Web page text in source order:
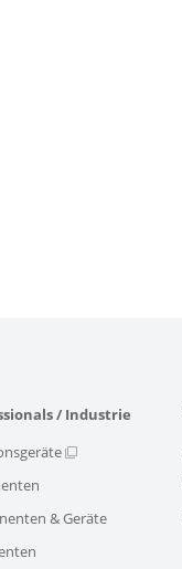
/ Industrie
& Geräte